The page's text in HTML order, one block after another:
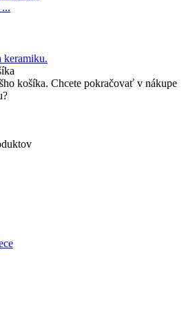
keramiku.
košíka. Chcete pokračovať v nákupe